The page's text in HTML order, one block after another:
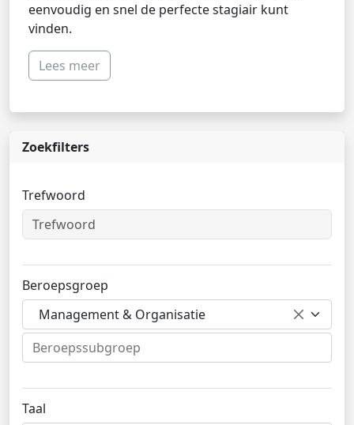
eenvoudig en snel de perfecte stagiair kunt
vinden.
Lees meer
Zoekfilters
Trefwoord
Beroepsgroep
Management & Organisatie
Taal